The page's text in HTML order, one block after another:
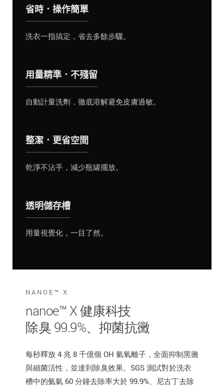
省時．操作簡單
洗衣一指搞定，省去多餘步驟。
用量精準．不殘留
自動計量洗劑，徹底溶解避免皮膚過敏。
整潔．更省空間
乾淨不沾手，減少瓶罐擺放。
透明儲存槽
用量視覺化，一目了然。
NANOE™ X
nanoe™ X 健康科技
除臭 99.9%、抑菌抗黴
每秒釋放 4 兆 8 千億個 OH 氫氧離子，全面抑制黑黴
與細菌活性，並達到除臭效果。SGS 測試對於洗衣
槽中的氨氣 60 分鐘去除率大於 99.9%、尼古丁去除